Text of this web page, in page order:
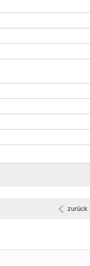
zurück